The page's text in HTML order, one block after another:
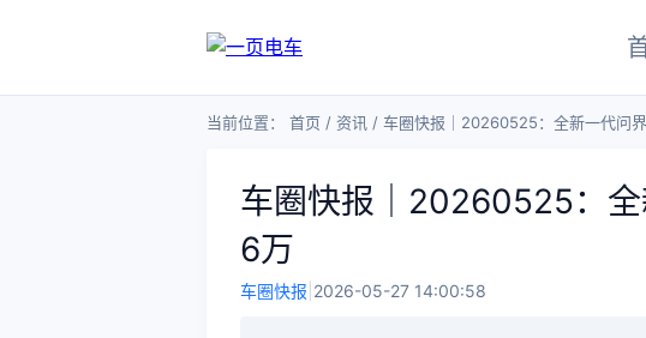
当前位置： 首页 / 资讯 / 车圈快报｜20260525：全新一代问
车圈快报｜20260525：
6万
车圈快报 2026-05-27 14:00:58